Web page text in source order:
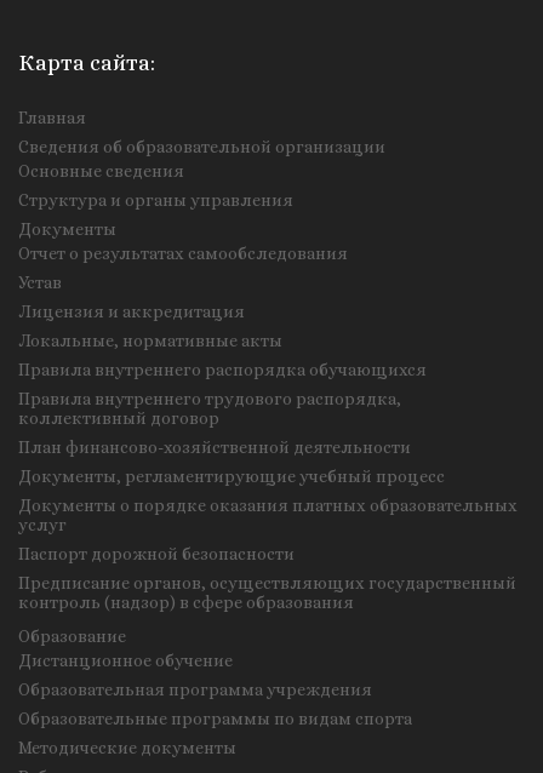
Карта сайта:
Главная
Сведения об образовательной организации
Основные сведения
Структура и органы управления
Документы
Отчет о результатах самообследования
Устав
Лицензия и аккредитация
Локальные, нормативные акты
Правила внутреннего распорядка обучающихся
Правила внутреннего трудового распорядка,
коллективный договор
План финансово-хозяйственной деятельности
Документы, регламентирующие учебный процесс
Документы о порядке оказания платных образовательных
услуг
Паспорт дорожной безопасности
Предписание органов, осуществляющих государственный
контроль (надзор) в сфере образования
Образование
Дистанционное обучение
Образовательная программа учреждения
Образовательные программы по видам спорта
Методические документы